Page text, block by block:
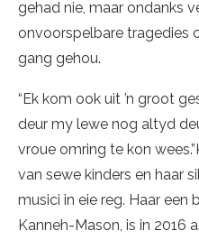
gehad nie, maar ondanks
onvoorspelbare tragedies
gang gehou.
“Ek kom ook uit ’n groot
deur my lewe nog altyd
vroue omring te kon
van sewe kinders en haar
musici in eie reg. Haar een
Kanneh-Mason, is in 2016